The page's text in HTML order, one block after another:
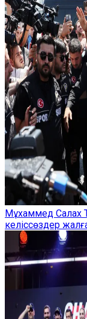
Мұхаммед Салах
келіссөздер